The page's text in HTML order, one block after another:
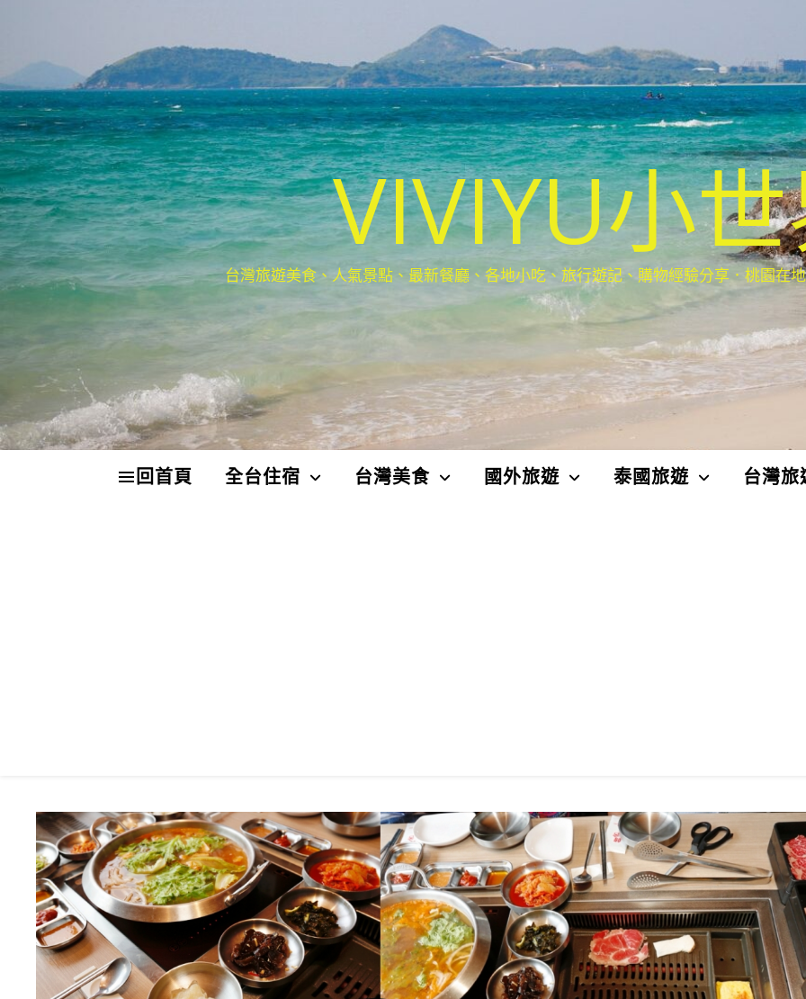
VIVIYU小
台灣旅遊美食、人氣景點、最新餐廳、各地小吃、旅行遊記、購物經驗分享．桃園在
回首頁 全台住宿 台灣美食 國外旅遊 泰國旅遊 台灣旅